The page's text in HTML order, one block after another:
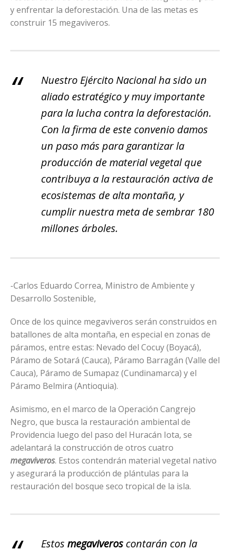
y enfrentar la deforestación. Una de las metas es
construir 15 megaviveros.
Nuestro Ejército Nacional ha sido un
aliado estratégico y muy importante
para la lucha contra la deforestación.
Con la firma de este convenio damos
un paso más para garantizar la
producción de material vegetal que
contribuya a la restauración activa de
ecosistemas de alta montaña, y
cumplir nuestra meta de sembrar 180
millones árboles.
-Carlos Eduardo Correa, Ministro de Ambiente y
Desarrollo Sostenible,
Once de los quince megaviveros serán construidos en
batallones de alta montaña, en especial en zonas de
páramos, entre estas: Nevado del Cocuy (Boyacá),
Páramo de Sotará (Cauca), Páramo Barragán (Valle del
Cauca), Páramo de Sumapaz (Cundinamarca) y el
Páramo Belmira (Antioquia).
Asimismo, en el marco de la Operación Cangrejo
Negro, que busca la restauración ambiental de
Providencia luego del paso del Huracán Iota, se
adelantará la construcción de otros cuatro
megaviveros. Estos contendrán material vegetal nativo
y asegurará la producción de plántulas para la
restauración del bosque seco tropical de la isla.
Estos megaviveros contarán con la